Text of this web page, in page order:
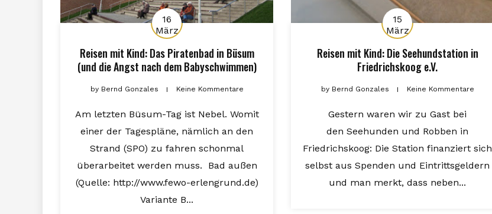
16
März
Reisen mit Kind: Das Piratenbad in Büsum
(und die Angst nach dem Babyschwimmen)
byBernd Gonzales Keine Kommentare
Am letzten Büsum-Tag ist Nebel. Womit
einer der Tagespläne, nämlich an den
Strand (SPO) zu fahren schonmal
überarbeitet werden muss. Bad außen
(Quelle: http://www.fewo-erlengrund.de)
Variante B...
15
März
Reisen mit Kind: Die Seehundstation in
Friedrichskoog e.V.
byBernd Gonzales Keine Kommentare
Gestern waren wir zu Gast bei
den Seehunden und Robben in
Friedrichskoog: Die Station finanziert sich
selbst aus Spenden und Eintrittsgeldern
und man merkt, dass neben...